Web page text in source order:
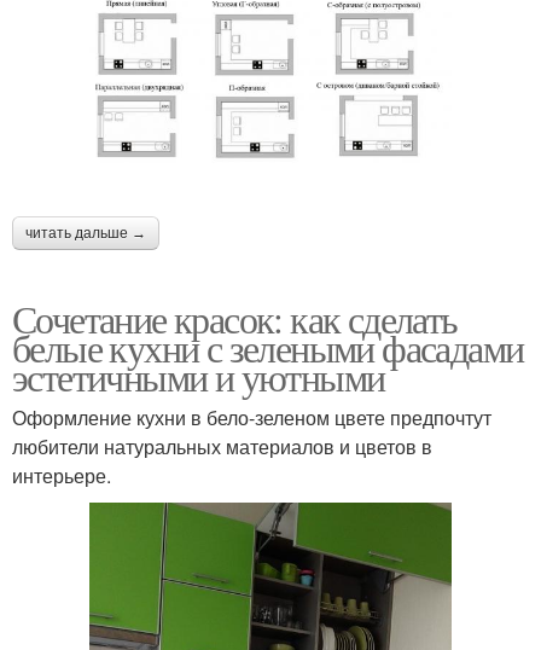
читать дальше →
Сочетание красок: как сделать
белые кухни с зелеными фасадами
эстетичными и уютными
Оформление кухни в бело-зеленом цвете предпочтут
любители натуральных материалов и цветов в
интерьере.